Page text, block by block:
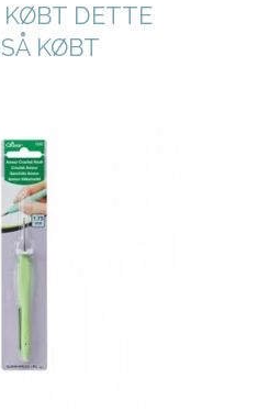
KØBT DETTE
KØBT